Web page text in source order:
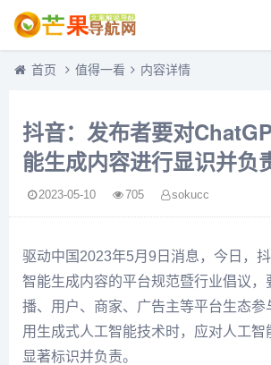
首页 值得一看 内容详情
抖音：发布者要对
能生成内容进行显识并负
2023-05-10 705 sokucc
驱动中国2023年5月9日消息，今日，
智能生成内容的平台规范暨行业倡议，
播、用户、商家、广告主等平台生态参
用生成式人工智能技术时，应对人工智
显著标识并负责。